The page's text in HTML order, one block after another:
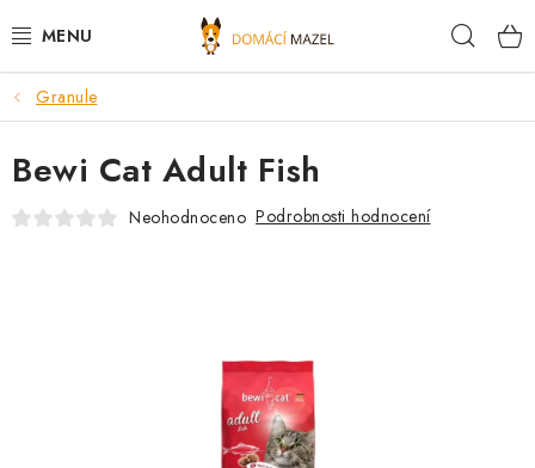
na
DOPORUČUJEME
VÝPRODEJ SKLADU
PSI
Granule
Bewi Cat Adult Fish
Neohodnoceno Podrobnosti hodnocení